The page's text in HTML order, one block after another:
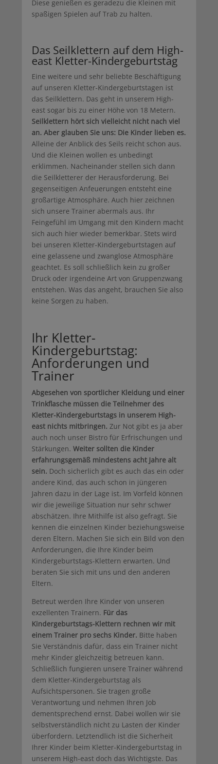
Diese genießen es geradezu die Kleinen mit
spaßigen Spielen auf Trab zu halten.
Das Seilklettern auf dem High-
east Kletter-Kindergeburtstag
Eine weitere und sehr beliebte Beschäftigung
auf unseren Kletter-Kindergeburtstagen ist
das Seilklettern. Das geht in unserem High-
east sogar bis zu einer Höhe von 18 Metern.
Seilklettern hört sich vielleicht nicht nach viel
an. Aber glauben Sie uns: Die Kinder lieben es.
Alleine der Anblick des Seils reicht schon aus.
Und die Kleinen wollen es unbedingt
erklimmen. Nacheinander stellen sich dann
die Seilkletterer der Herausforderung. Bei
gegenseitigen Anfeuerungen entsteht eine
großartige Atmosphäre. Auch hier zeichnen
sich unsere Trainer abermals aus. Ihr
Feingefühl im Umgang mit den Kindern macht
sich auch hier wieder bemerkbar. Stets wird
bei unseren Kletter-Kindergeburtstagen auf
eine gelassene und zwanglose Atmosphäre
geachtet. Es soll schließlich kein zu großer
Druck oder irgendeine Art von Gruppenzwang
entstehen. Was das angeht, brauchen Sie also
keine Sorgen zu haben.
Ihr Kletter-
Kindergeburtstag:
Anforderungen und
Trainer
Abgesehen von sportlicher Kleidung und einer
Trinkflasche müssen die Teilnehmer des
Kletter-Kindergeburtstags in unserem High-
east nichts mitbringen. Zur Not gibt es ja aber
auch noch unser Bistro für Erfrischungen und
Stärkungen. Weiter sollten die Kinder
erfahrungsgemäß mindestens acht Jahre alt
sein. Doch sicherlich gibt es auch das ein oder
andere Kind, das auch schon in jüngeren
Jahren dazu in der Lage ist. Im Vorfeld können
wir die jeweilige Situation nur sehr schwer
abschätzen. Ihre Mithilfe ist also gefragt. Sie
kennen die einzelnen Kinder beziehungsweise
deren Eltern. Machen Sie sich ein Bild von den
Anforderungen, die Ihre Kinder beim
Kindergeburtstags-Klettern erwarten. Und
beraten Sie sich mit uns und den anderen
Eltern.
Betreut werden Ihre Kinder von unseren
exzellenten Trainern. Für das
Kindergeburtstags-Klettern rechnen wir mit
einem Trainer pro sechs Kinder. Bitte haben
Sie Verständnis dafür, dass ein Trainer nicht
mehr Kinder gleichzeitig betreuen kann.
Schließlich fungieren unsere Trainer während
dem Kletter-Kindergeburtstag als
Aufsichtspersonen. Sie tragen große
Verantwortung und nehmen Ihren Job
dementsprechend ernst. Dabei wollen wir sie
selbstverständlich nicht zu Lasten der Kinder
überfordern. Letztendlich ist die Sicherheit
Ihrer Kinder beim Kletter-Kindergeburtstag in
unserem High-east doch das Wichtigste. Das